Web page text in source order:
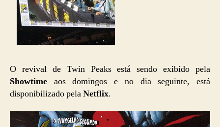
O revival de Twin Peaks está sendo exibido pela
Showtime aos domingos e no dia seguinte, está
disponibilizado pelaNetflix.